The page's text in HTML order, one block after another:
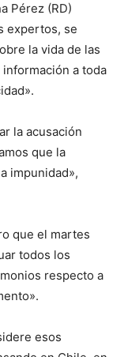
Pérez (RD)
expertos, se
la vida de las
a toda
la acusación
que la
impunidad»,
que el martes
todos los
respecto a
esos